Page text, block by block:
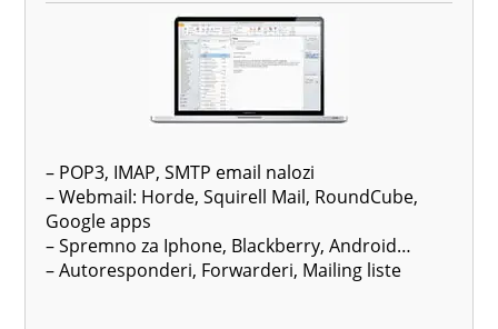
– POP3, IMAP, SMTP email nalozi
– Webmail: Horde, Squirell Mail, RoundCube,
Google apps
– Spremno za Iphone, Blackberry, Android…
– Autoresponderi, Forwarderi, Mailing liste